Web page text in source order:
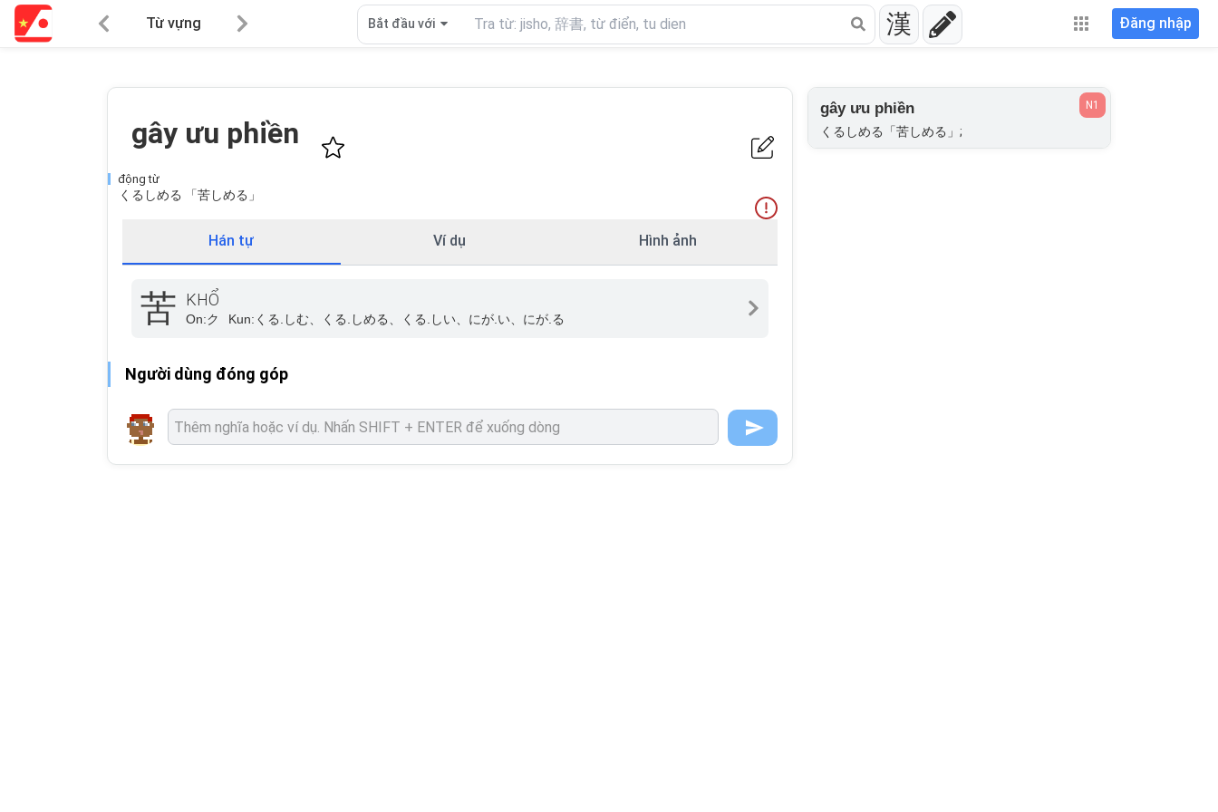
Từ vựng 漢
Bắt đầu với Đăng nhập
gây ưu phiền
động từ
くるしめる 「苦しめる」
Hán tự Ví dụ Hình ảnh
苦 KHỔ
On:ク Kun: くる.しむ、くる.しめる、くる.しい、にが.い、にが.る
Người dùng đóng góp
gây ưu phiền
くるしめる「苦しめる」;
N1